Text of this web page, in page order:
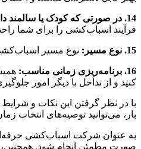
14. در صورتی که کودک یا سالمند داربد:
فرآیند اسباب‌کشی را برای شما
15. نوع مسیر: نوع مسیر
16. برنامه‌ریزی زمانی مناسب:
کنید و از تداخل با دیگر امور
با در نظر گرفتن این نکات و
بار، می‌توانید توصیه‌های انتخاب
به عنوان شرکت اسباب‌کشی
صورت مطمئن انجام شود. همچنین،